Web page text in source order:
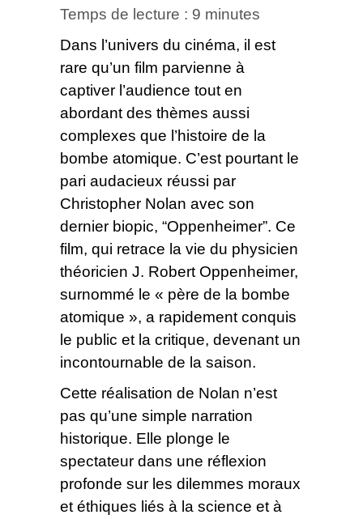
Temps de lecture : 9 minutes
Dans l’univers du cinéma, il est
rare qu’un film parvienne à
captiver l’audience tout en
abordant des thèmes aussi
complexes que l’histoire de la
bombe atomique. C’est pourtant le
pari audacieux réussi par
Christopher Nolan avec son
dernier biopic, “Oppenheimer”. Ce
film, qui retrace la vie du physicien
théoricien J. Robert Oppenheimer,
surnommé le « père de la bombe
atomique », a rapidement conquis
le public et la critique, devenant un
incontournable de la saison.
Cette réalisation de Nolan n’est
pas qu’une simple narration
historique. Elle plonge le
spectateur dans une réflexion
profonde sur les dilemmes moraux
et éthiques liés à la science et à